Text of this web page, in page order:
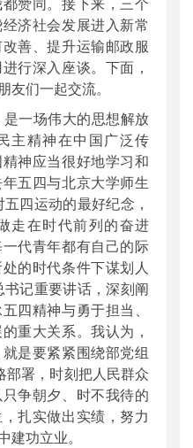
济社会发展进入新常
善、提升运输邮政服
行深入座谈。下面，
们一起交流。
一场伟大的思想解放
主精神在中国广泛传
神应当很好地学习和
五四与北京大学师生
四运动的最好纪念，
走在时代前列的奋进
代青年都有自己的际
的时代条件下谋划人
记重要讲话，深刻阐
四精神与勇于担当、
重大关系。我认为，
是要紧紧围绕部党组
部署，时刻把人民群众
争朝夕、时不我待的
扎实做出实绩，努力
功立业。